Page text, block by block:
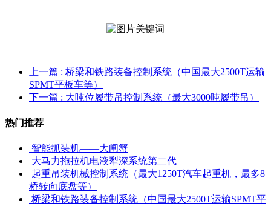
上一篇 : 桥梁和铁路装备控制系统（中国最大2500T运输
SPMT平板车等）
下一篇 : 大吨位履带吊控制系统（最大3000吨履带吊）
热门推荐
智能抓装机——大闸蟹
大马力拖拉机电液犁深系统第二代
起重吊装机械控制系统（最大1250T汽车起重机，最多8
桥转向底盘等）
桥梁和铁路装备控制系统（中国最大2500T运输SPMT平